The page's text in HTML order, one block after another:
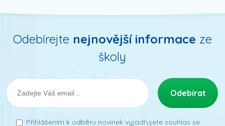
Odebírejte nejnovější informace ze
školy
Přihlášením k odběru novinek vyjadřujete souhlas se